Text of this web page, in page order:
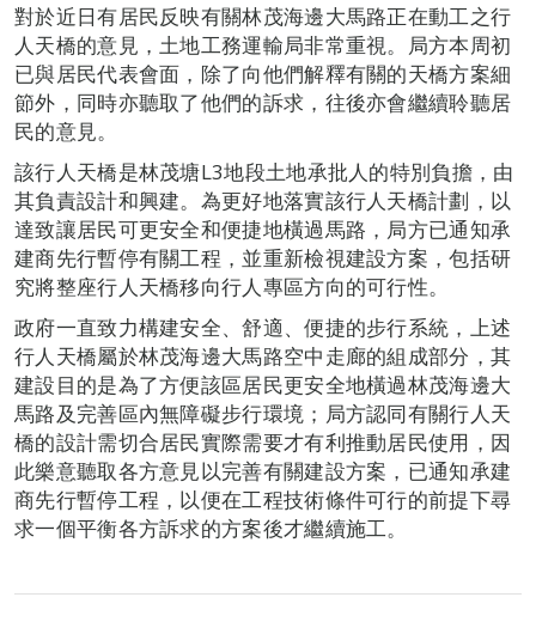
對於近日有居民反映有關林茂海邊大馬路正在動工之行
人天橋的意見，土地工務運輸局非常重視。局方本周初
已與居民代表會面，除了向他們解釋有關的天橋方案細
節外，同時亦聽取了他們的訴求，往後亦會繼續聆聽居
民的意見。
該行人天橋是林茂塘L3地段土地承批人的特別負擔，由
其負責設計和興建。為更好地落實該行人天橋計劃，以
達致讓居民可更安全和便捷地橫過馬路，局方已通知承
建商先行暫停有關工程，並重新檢視建設方案，包括研
究將整座行人天橋移向行人專區方向的可行性。
政府一直致力構建安全、舒適、便捷的步行系統，上述
行人天橋屬於林茂海邊大馬路空中走廊的組成部分，其
建設目的是為了方便該區居民更安全地橫過林茂海邊大
馬路及完善區內無障礙步行環境；局方認同有關行人天
橋的設計需切合居民實際需要才有利推動居民使用，因
此樂意聽取各方意見以完善有關建設方案，已通知承建
商先行暫停工程，以便在工程技術條件可行的前提下尋
求一個平衡各方訴求的方案後才繼續施工。